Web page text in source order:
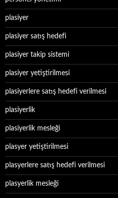
plasiyer
plasiyer satış hedefi
plasiyer takip sistemi
plasiyer yetiştirilmesi
plasiyerlere satış hedefi verilmesi
plasiyerlik
plasiyerlik mesleği
plasyer yetiştirilmesi
plasyerlere satış hedefi verilmesi
plasyerlik mesleği